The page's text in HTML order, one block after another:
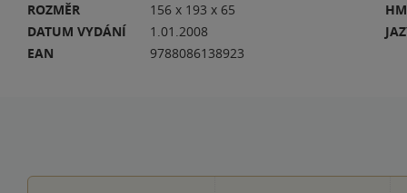
ROZMĚR
156 x 193 x 65
DATUM VYDÁNÍ
1.01.2008
EAN
9788086138923